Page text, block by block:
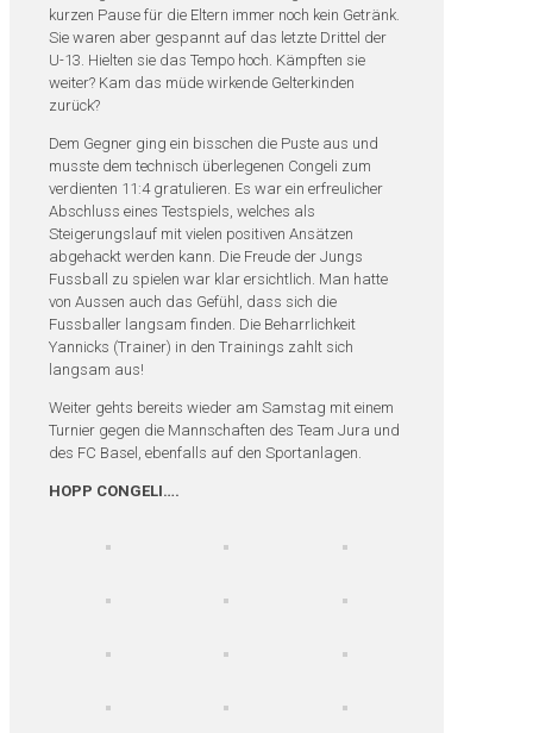
kurzen Pause für die Eltern immer noch kein Getränk.
Sie waren aber gespannt auf das letzte Drittel der
U-13. Hielten sie das Tempo hoch. Kämpften sie
weiter? Kam das müde wirkende Gelterkinden
zurück?
Dem Gegner ging ein bisschen die Puste aus und
musste dem technisch überlegenen Congeli zum
verdienten 11:4 gratulieren. Es war ein erfreulicher
Abschluss eines Testspiels, welches als
Steigerungslauf mit vielen positiven Ansätzen
abgehackt werden kann. Die Freude der Jungs
Fussball zu spielen war klar ersichtlich. Man hatte
von Aussen auch das Gefühl, dass sich die
Fussballer langsam finden. Die Beharrlichkeit
Yannicks (Trainer) in den Trainings zahlt sich
langsam aus!
Weiter gehts bereits wieder am Samstag mit einem
Turnier gegen die Mannschaften des Team Jura und
des FC Basel, ebenfalls auf den Sportanlagen.
HOPP CONGELI….